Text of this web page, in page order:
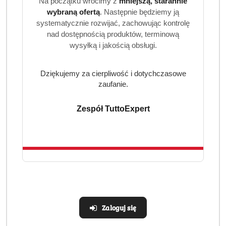
je praniem, aby usunąć uporczywe zabrudzenia nawet w
zimnej wodzie.
Pomiń karuzelę produktów
Produkty
Polecane
Produkty
Podobne produkty
Realizacja: Strona, Social Media i Kampanie reklamowe |
Marketyzacja.pl
wybraną ofertą. Następnie będziemy ją
systematycznie rozwijać, zachowując kontrolę
nad dostępnością produktów, terminową
wysyłką i jakością obsługi.
Dziękujemy za cierpliwość i dotychczasowe
zaufanie.
Zespół TuttoExpert
Zaloguj się